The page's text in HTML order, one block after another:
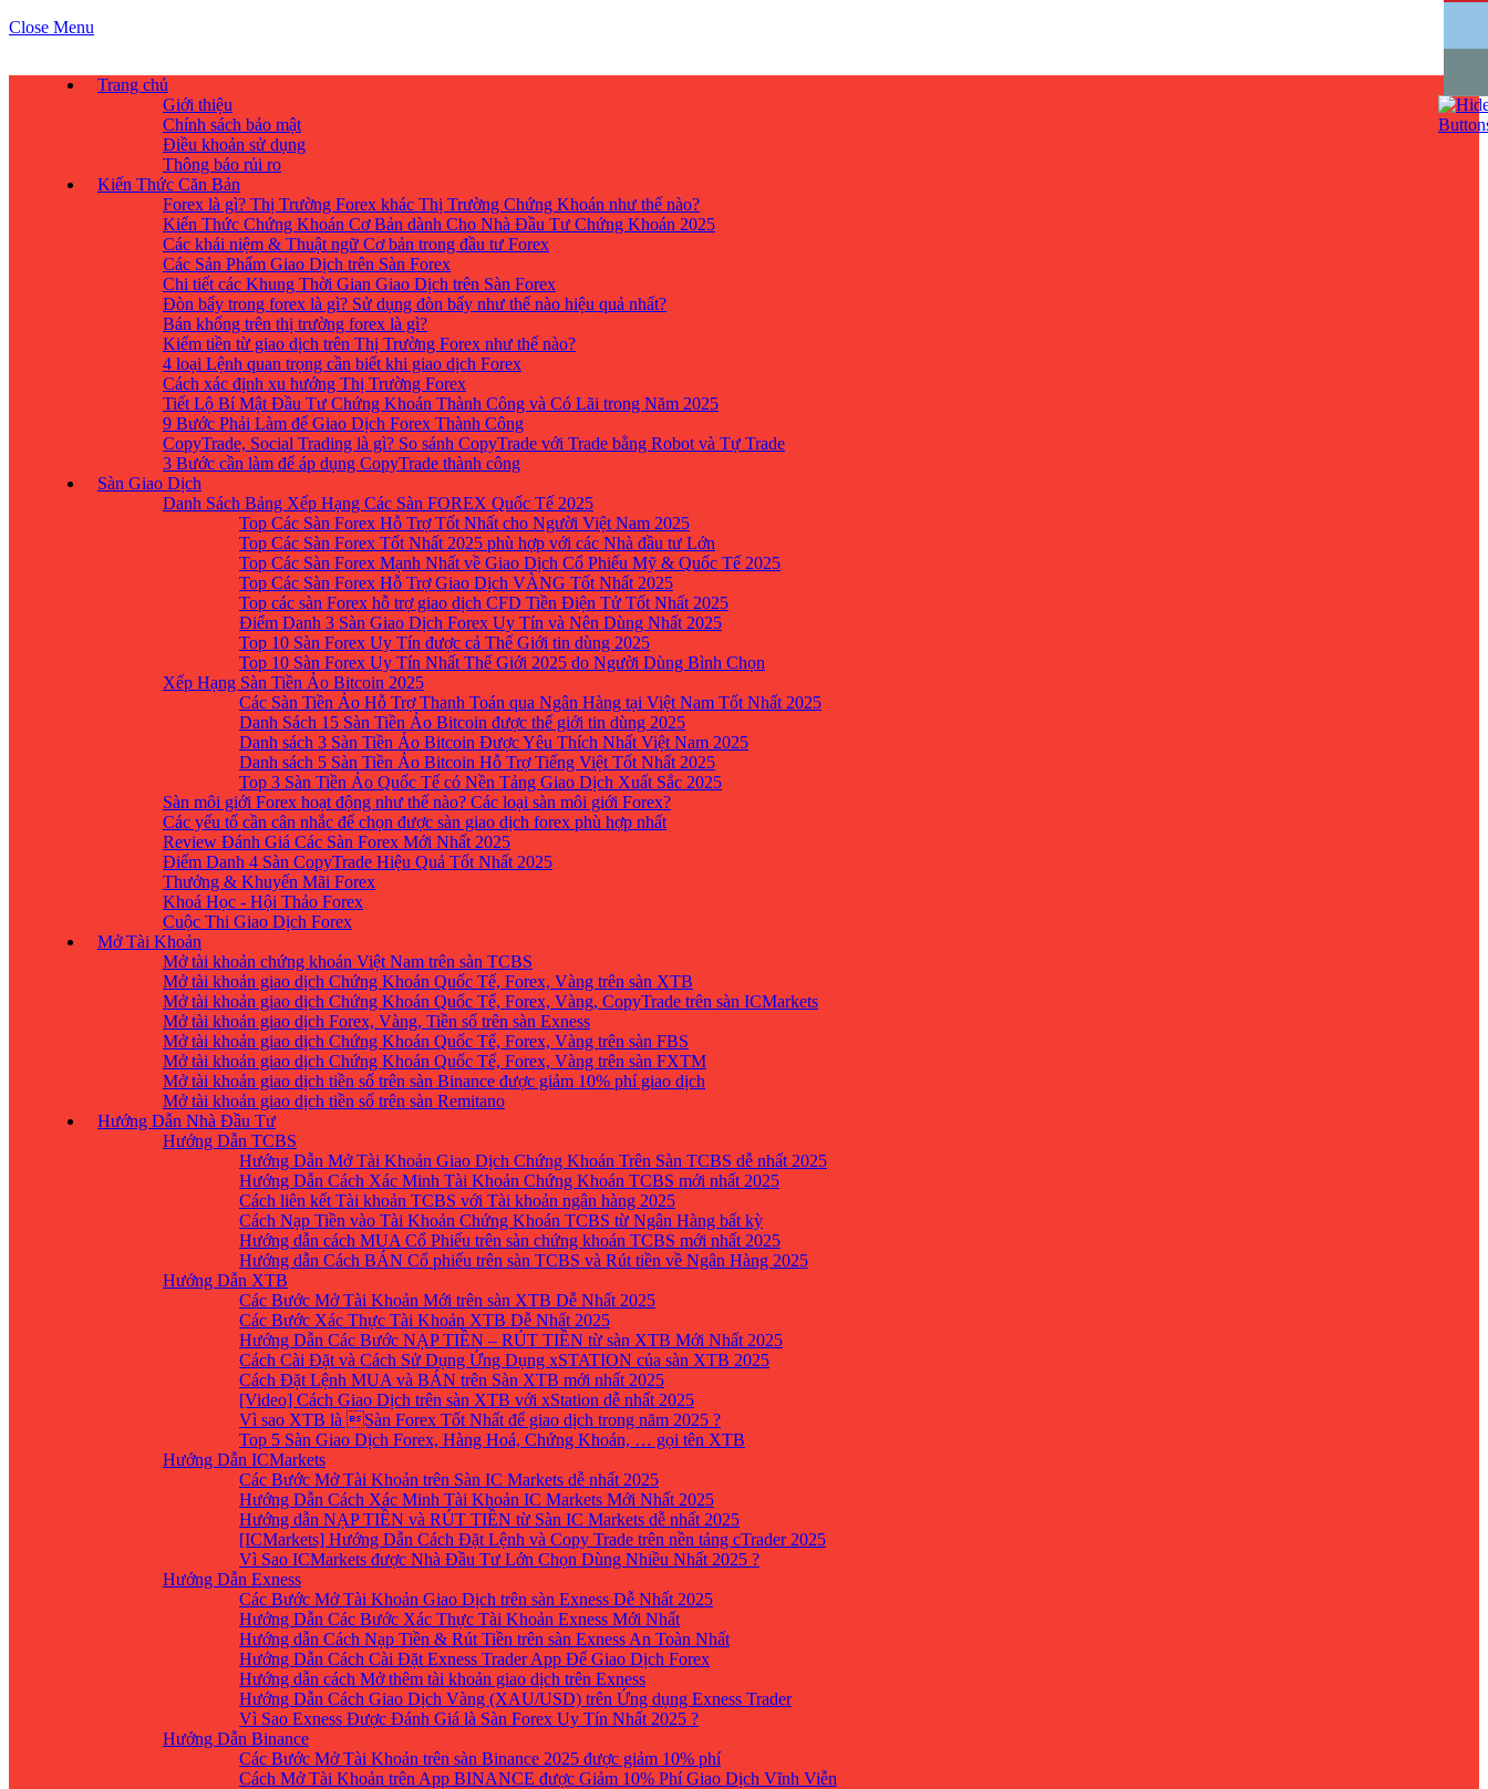
Close Menu
Trang chủ
Giới thiệu
Chính sách bảo mật
Điều khoản sử dụng
Thông báo rủi ro
Kiến Thức Căn Bản
Forex là gì? Thị Trường Forex khác Thị Trường Chứng Khoán như thế nào?
Kiến Thức Chứng Khoán Cơ Bản dành Cho Nhà Đầu Tư Chứng Khoán 2025
Các khái niệm & Thuật ngữ Cơ bản trong đầu tư Forex
Các Sản Phẩm Giao Dịch trên Sàn Forex
Chi tiết các Khung Thời Gian Giao Dịch trên Sàn Forex
Đòn bẩy trong forex là gì? Sử dụng đòn bẩy như thế nào hiệu quả nhất?
Bán khống trên thị trường forex là gì?
Kiếm tiền từ giao dịch trên Thị Trường Forex như thế nào?
4 loại Lệnh quan trọng cần biết khi giao dịch Forex
Cách xác định xu hướng Thị Trường Forex
Tiết Lộ Bí Mật Đầu Tư Chứng Khoán Thành Công và Có Lãi trong Năm 2025
9 Bước Phải Làm để Giao Dịch Forex Thành Công
CopyTrade, Social Trading là gì? So sánh CopyTrade với Trade bằng Robot và Tự Trade
3 Bước cần làm để áp dụng CopyTrade thành công
Sàn Giao Dịch
Danh Sách Bảng Xếp Hạng Các Sàn FOREX Quốc Tế 2025
Top Các Sàn Forex Hỗ Trợ Tốt Nhất cho Người Việt Nam 2025
Top Các Sàn Forex Tốt Nhất 2025 phù hợp với các Nhà đầu tư Lớn
Top Các Sàn Forex Mạnh Nhất về Giao Dịch Cổ Phiếu Mỹ & Quốc Tế 2025
Top Các Sàn Forex Hỗ Trợ Giao Dịch VÀNG Tốt Nhất 2025
Top các sàn Forex hỗ trợ giao dịch CFD Tiền Điện Tử Tốt Nhất 2025
Điểm Danh 3 Sàn Giao Dịch Forex Uy Tín và Nên Dùng Nhất 2025
Top 10 Sàn Forex Uy Tín được cả Thế Giới tin dùng 2025
Top 10 Sàn Forex Uy Tín Nhất Thế Giới 2025 do Người Dùng Bình Chọn
Xếp Hạng Sàn Tiền Ảo Bitcoin 2025
Các Sàn Tiền Ảo Hỗ Trợ Thanh Toán qua Ngân Hàng tại Việt Nam Tốt Nhất 2025
Danh Sách 15 Sàn Tiền Ảo Bitcoin được thế giới tin dùng 2025
Danh sách 3 Sàn Tiền Ảo Bitcoin Được Yêu Thích Nhất Việt Nam 2025
Danh sách 5 Sàn Tiền Ảo Bitcoin Hỗ Trợ Tiếng Việt Tốt Nhất 2025
Top 3 Sàn Tiền Ảo Quốc Tế có Nền Tảng Giao Dịch Xuất Sắc 2025
Sàn môi giới Forex hoạt động như thế nào? Các loại sàn môi giới Forex?
Các yếu tố cần cân nhắc để chọn được sàn giao dịch forex phù hợp nhất
Review Đánh Giá Các Sàn Forex Mới Nhất 2025
Điểm Danh 4 Sàn CopyTrade Hiệu Quả Tốt Nhất 2025
Thưởng & Khuyến Mãi Forex
Khoá Học - Hội Thảo Forex
Cuộc Thi Giao Dịch Forex
Mở Tài Khoản
Mở tài khoản chứng khoán Việt Nam trên sàn TCBS
Mở tài khoản giao dịch Chứng Khoán Quốc Tế, Forex, Vàng trên sàn XTB
Mở tài khoản giao dịch Chứng Khoán Quốc Tế, Forex, Vàng, CopyTrade trên sàn ICMarkets
Mở tài khoản giao dịch Forex, Vàng, Tiền số trên sàn Exness
Mở tài khoản giao dịch Chứng Khoán Quốc Tế, Forex, Vàng trên sàn FBS
Mở tài khoản giao dịch Chứng Khoán Quốc Tế, Forex, Vàng trên sàn FXTM
Mở tài khoản giao dịch tiền số trên sàn Binance được giảm 10% phí giao dịch
Mở tài khoản giao dịch tiền số trên sàn Remitano
Hướng Dẫn Nhà Đầu Tư
Hướng Dẫn TCBS
Hướng Dẫn Mở Tài Khoản Giao Dịch Chứng Khoán Trên Sàn TCBS dễ nhất 2025
Hướng Dẫn Cách Xác Minh Tài Khoản Chứng Khoán TCBS mới nhất 2025
Cách liên kết Tài khoản TCBS với Tài khoản ngân hàng 2025
Cách Nạp Tiền vào Tài Khoản Chứng Khoán TCBS từ Ngân Hàng bất kỳ
Hướng dẫn cách MUA Cổ Phiếu trên sàn chứng khoán TCBS mới nhất 2025
Hướng dẫn Cách BÁN Cổ phiếu trên sàn TCBS và Rút tiền về Ngân Hàng 2025
Hướng Dẫn XTB
Các Bước Mở Tài Khoản Mới trên sàn XTB Dễ Nhất 2025
Các Bước Xác Thực Tài Khoản XTB Dễ Nhất 2025
Hướng Dẫn Các Bước NẠP TIỀN – RÚT TIỀN từ sàn XTB Mới Nhất 2025
Cách Cài Đặt và Cách Sử Dụng Ứng Dụng xSTATION của sàn XTB 2025
Cách Đặt Lệnh MUA và BÁN trên Sàn XTB mới nhất 2025
[Video] Cách Giao Dịch trên sàn XTB với xStation dễ nhất 2025
Vì sao XTB là Sàn Forex Tốt Nhất để giao dịch trong năm 2025 ?
Top 5 Sàn Giao Dịch Forex, Hàng Hoá, Chứng Khoán, … gọi tên XTB
Hướng Dẫn ICMarkets
Các Bước Mở Tài Khoản trên Sàn IC Markets dễ nhất 2025
Hướng Dẫn Cách Xác Minh Tài Khoản IC Markets Mới Nhất 2025
Hướng dẫn NẠP TIỀN và RÚT TIỀN từ Sàn IC Markets dễ nhất 2025
[ICMarkets] Hướng Dẫn Cách Đặt Lệnh và Copy Trade trên nền tảng cTrader 2025
Vì Sao ICMarkets được Nhà Đầu Tư Lớn Chọn Dùng Nhiều Nhất 2025 ?
Hướng Dẫn Exness
Các Bước Mở Tài Khoản Giao Dịch trên sàn Exness Dễ Nhất 2025
Hướng Dẫn Các Bước Xác Thực Tài Khoản Exness Mới Nhất
Hướng dẫn Cách Nạp Tiền & Rút Tiền trên sàn Exness An Toàn Nhất
Hướng Dẫn Cách Cài Đặt Exness Trader App Để Giao Dịch Forex
Hướng dẫn cách Mở thêm tài khoản giao dịch trên Exness
Hướng Dẫn Cách Giao Dịch Vàng (XAU/USD) trên Ứng dụng Exness Trader
Vì Sao Exness Được Đánh Giá là Sàn Forex Uy Tín Nhất 2025 ?
Hướng Dẫn Binance
Các Bước Mở Tài Khoản trên sàn Binance 2025 được giảm 10% phí
Cách Mở Tài Khoản trên App BINANCE được Giảm 10% Phí Giao Dịch Vĩnh Viễn